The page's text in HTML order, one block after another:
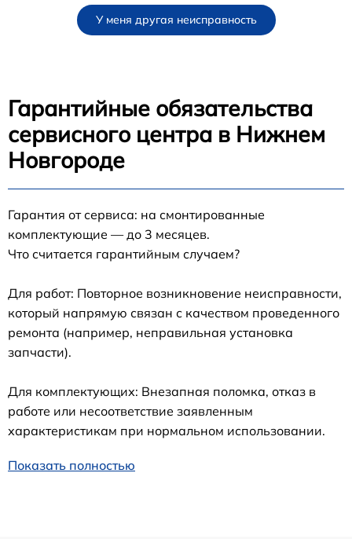
У меня другая неисправность
Гарантийные обязательства
сервисного центра в Нижнем
Новгороде
Гарантия от сервиса: на смонтированные
комплектующие — до 3 месяцев.
Что считается гарантийным случаем?
Для работ: Повторное возникновение неисправности,
который напрямую связан с качеством проведенного
ремонта (например, неправильная установка
запчасти).
Для комплектующих: Внезапная поломка, отказ в
работе или несоответствие заявленным
характеристикам при нормальном использовании.
Показать полностью